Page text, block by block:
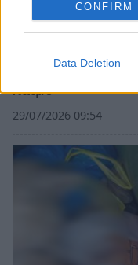
CONFIRM
Data Deletion
Άστρος
τον σκύλο που
λαιμό
29/07/2026 09:54